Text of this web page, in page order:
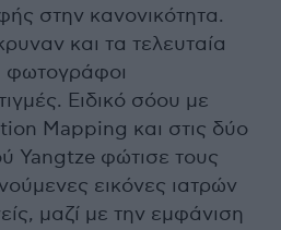
στην κανονικότητα.
και τα τελευταία
φωτογράφοι
Ειδικό σόου με
Mapping και στις δύο
Yangtze φώτισε τους
εικόνες ιατρών
μαζί με την εμφάνιση